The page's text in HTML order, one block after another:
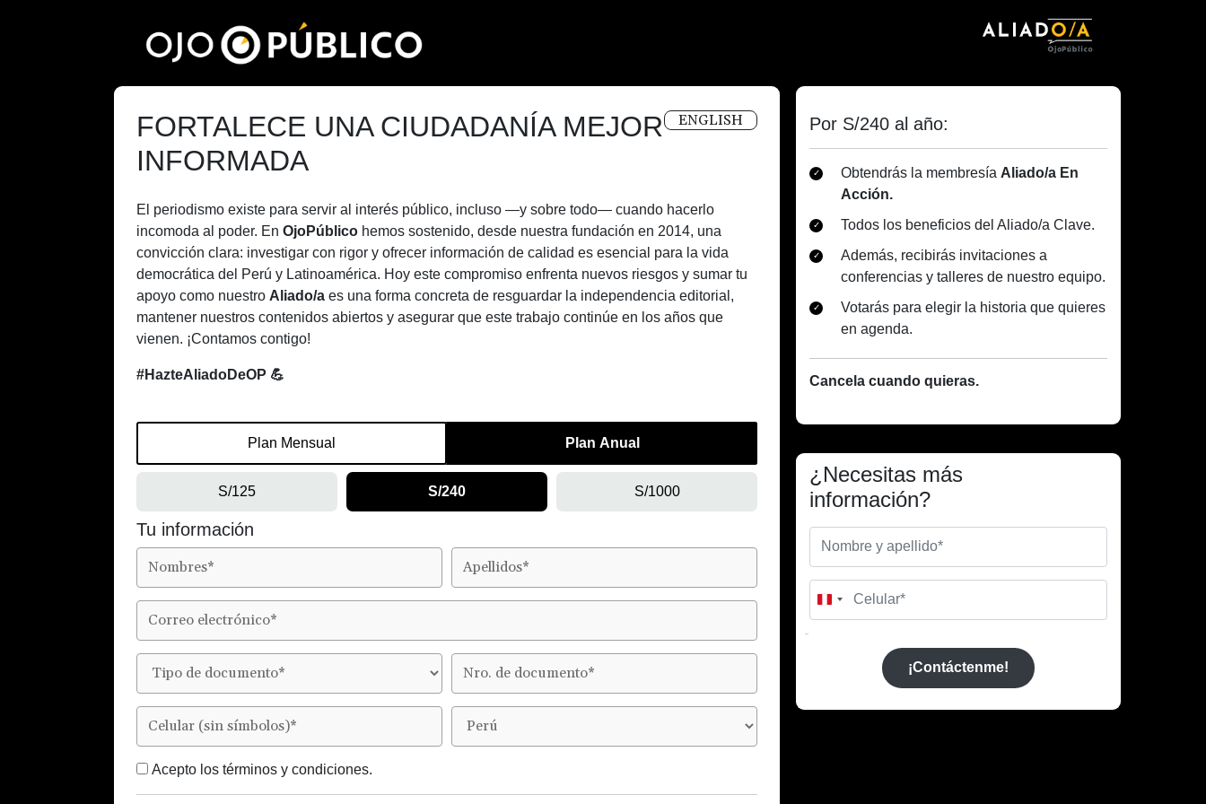
FORTALECE UNA CIUDADANÍA MEJOR
INFORMADA
ENGLISH
El periodismo existe para servir al interés público, incluso —y sobre todo— cuando hacerlo
incomoda al poder. En OjoPúblico hemos sostenido, desde nuestra fundación en 2014, una
convicción clara: investigar con rigor y ofrecer información de calidad es esencial para la vida
democrática del Perú y Latinoamérica. Hoy este compromiso enfrenta nuevos riesgos y sumar tu
apoyo como nuestro Aliado/a es una forma concreta de resguardar la independencia editorial,
mantener nuestros contenidos abiertos y asegurar que este trabajo continúe en los años que
vienen. ¡Contamos contigo!
#HazteAliadoDeOP 💪
Plan Mensual Plan Anual
S/125 S/240 S/1000
Tu información
Acepto los términos y condiciones.
Por S/240 al año:
Obtendrás la membresía Aliado/a En
Acción.
Todos los beneficios del Aliado/a Clave.
Además, recibirás invitaciones a
conferencias y talleres de nuestro equipo.
Votarás para elegir la historia que quieres
en agenda.
Cancela cuando quieras.
¿Necesitas más
información?
Peru
¡Contáctenme!